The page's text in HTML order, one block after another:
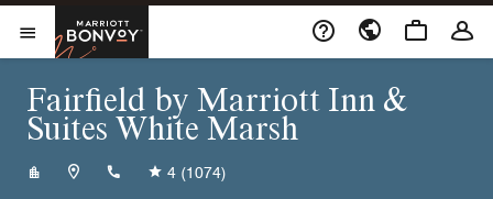
Skip to Content
Abrir el menú
Marriott Bonvoy
Fairfield by Marriott Inn &
Suites White Marsh
+14109339797
4 (1074)